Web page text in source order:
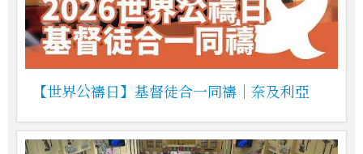
【世界公禱日】基督徒合一同禱｜奈及利亞